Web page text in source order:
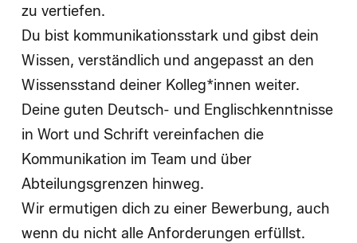
zu vertiefen.
Du bist kommunikationsstark und gibst dein
Wissen, verständlich und angepasst an den
Wissensstand deiner Kolleg*innen weiter.
Deine guten Deutsch- und Englischkenntnisse
in Wort und Schrift vereinfachen die
Kommunikation im Team und über
Abteilungsgrenzen hinweg.
Wir ermutigen dich zu einer Bewerbung, auch
wenn du nicht alle Anforderungen erfüllst.